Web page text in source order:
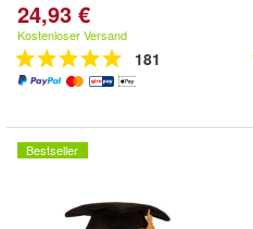
24,93 €
Kostenloser Versand
181
Bestseller